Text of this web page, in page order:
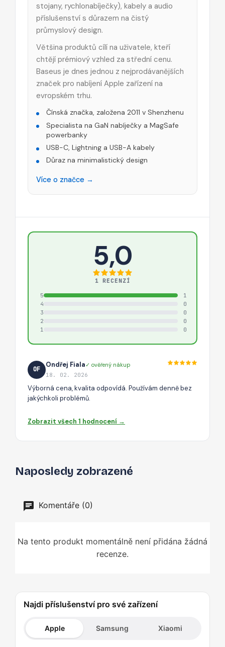
stojany, rychlonabíječky), kabely a audio
příslušenství s důrazem na čistý
průmyslový design.
Většina produktů cílí na uživatele, kteří
chtějí prémiový vzhled za střední cenu.
Baseus je dnes jednou z nejprodávanějších
značek pro nabíjení Apple zařízení na
evropském trhu.
Čínská značka, založena 2011 v Shenzhenu
Specialista na GaN nabíječky a MagSafe
powerbanky
USB-C, Lightning a USB-A kabely
Důraz na minimalistický design
Více o značce →
5,0
1 RECENZÍ
5
1
4
0
3
0
2
0
1
0
OF
Ondřej Fiala✓ ověřený nákup
18. 02. 2026
Výborná cena, kvalita odpovídá. Používám denně bez
jakýchkoli problémů.
Zobrazit všech 1 hodnocení →
Naposledy zobrazené
Komentáře (0)
Na tento produkt momentálně není přidána žádná
recenze.
Najdi příslušenství pro své zařízení
Apple Samsung Xiaomi